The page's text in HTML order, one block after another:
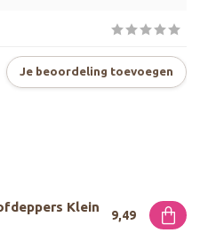
Je beoordeling toevoegen
Klein
9,49